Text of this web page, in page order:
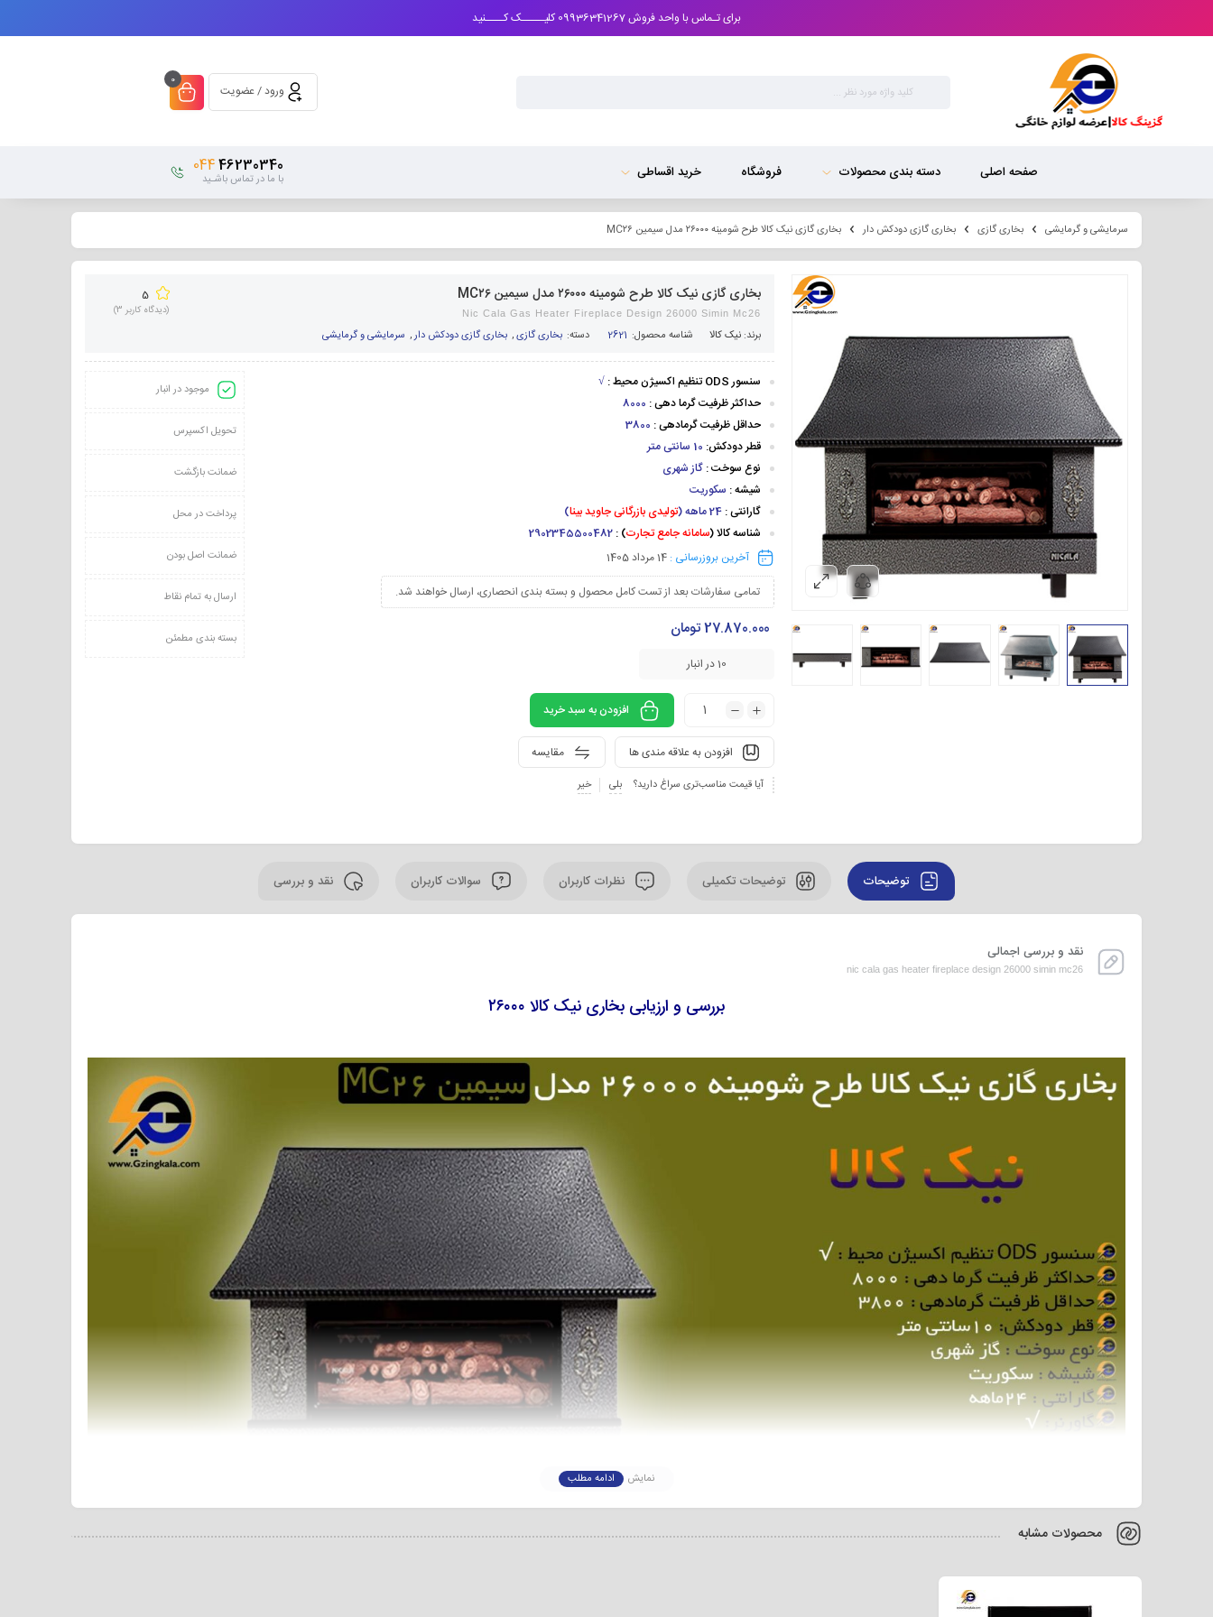
برای تـماس با واحد فروش 09936341267 کلیـــــک کــــنید
ورود / عضویت
0
صفحه اصلی دسته بندی محصولات فروشگاه خرید اقساطی 46230340
044
با ما در تماس باشـید
سرمایشی و گرمایشی بخاری گازی بخاری گازی دودکش دار بخاری گازی نیک کالا طرح شومینه ۲۶۰۰۰ مدل سیمین MC۲۶
بخاری گازی نیک کالا طرح شومینه ۲۶۰۰۰ مدل سیمین MC۲۶
Nic Cala Gas Heater Fireplace Design 26000 Simin Mc26
5
(دیدگاه کاربر 3
)
برند: نیک کالا شناسه محصول: 2621 دسته: بخاری گازی, بخاری گازی دودکش دار, سرمایشی و گرمایشی
سنسور ODS تنظیم اکسیژن محیط :
√
حداکثر ظرفیت گرما دهی : 8000
حداقل ظرفیت گرمادهی :
قطر دودکش: 10 سانتی متر
نوع سوخت : گاز شهری
شیشه : سکوریت
گارانتی : 24 ماهه ( تولیدی بازرگانی جاوید بینا)
شناسه کالا (سامانه جامع تجارت) :
2902345500482
آخرین بروزرسانی : 14 مرداد 1405
تمامی سفارشات بعد از تست کامل محصول و بسته بندی انحصاری، ارسال خواهند شد.
27.870.000تومان
10 در انبار
افزودن به سبد خرید
مقایسه افزودن به علاقه مندی ها
آیا قیمت مناسب‌تری سراغ دارید؟ بلی خیر
موجود در انبار
تحویل اکسپرس
ضمانت بازگشت
پرداخت در محل
ضمانت اصل بودن
ارسال به تمام نقاط
بسته بندی مطمئن
توضیحات توضیحات تکمیلی نظرات کاربران سوالات کاربران نقد و بررسی
نقد و بررسی اجمالی
nic cala gas heater fireplace design 26000 simin mc26
بررسی و ارزیابی بخاری نیک کالا ۲۶۰۰۰
بخاری نیک کالا ۲۶۰۰۰ مدل سیمین mc26 از سری بخاری گازی های طرح شومینه است که با ظرفیت گرمادهی بالا، قابلیت های کارآمد و ایمنی بالا توانسته است توجه بسیاری از مخاطبین را به خود اختصاص دهد.
نمایش ادامه مطلب
محصولات مشابه